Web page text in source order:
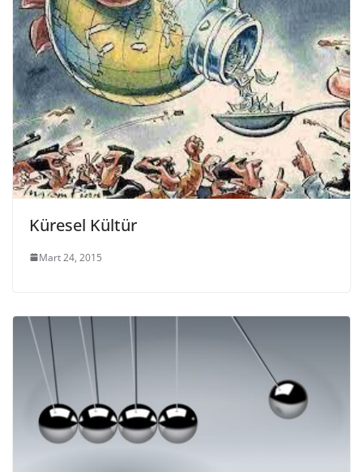
Küresel Kültür
Mart 24, 2015